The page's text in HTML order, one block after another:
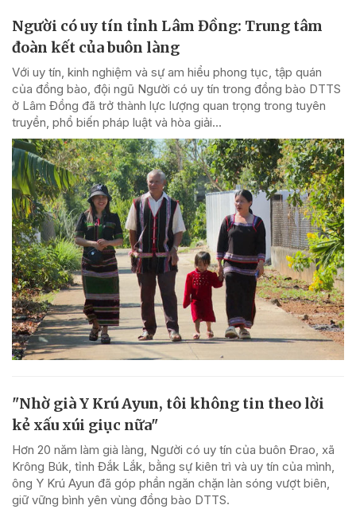
Người có uy tín tỉnh Lâm Đồng: Trung tâm
đoàn kết của buôn làng
Với uy tín, kinh nghiệm và sự am hiểu phong tục, tập quán
của đồng bào, đội ngũ Người có uy tín trong đồng bào DTTS
ở Lâm Đồng đã trở thành lực lượng quan trọng trong tuyên
truyền, phổ biến pháp luật và hòa giải...
"Nhờ già Y Krú Ayun, tôi không tin theo lời
kẻ xấu xúi giục nữa"
Hơn 20 năm làm già làng, Người có uy tín của buôn Đrao, xã
Krông Búk, tỉnh Đắk Lắk, bằng sự kiên trì và uy tín của mình,
ông Y Krú Ayun đã góp phần ngăn chặn làn sóng vượt biên,
giữ vững bình yên vùng đồng bào DTTS.